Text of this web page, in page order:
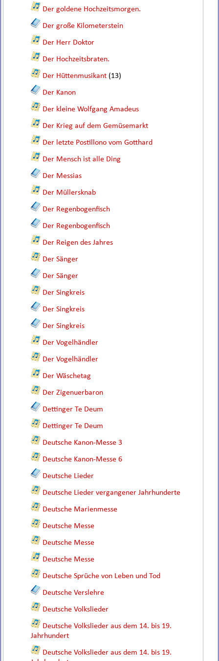
Der goldene Hochzeitsmorgen.
Der große Kilometerstein
Der Herr Doktor
Der Hochzeitsbraten.
Der Hüttenmusikant (13)
Der Kanon
Der kleine Wolfgang Amadeus
Der Krieg auf dem Gemüsemarkt
Der letzte Postillono vom Gotthard
Der Mensch ist alle Ding
Der Messias
Der Müllersknab
Der Regenbogenfisch
Der Regenbogenfisch
Der Reigen des Jahres
Der Sänger
Der Sänger
Der Singkreis
Der Singkreis
Der Singkreis
Der Vogelhändler
Der Vogelhändler
Der Wäschetag
Der Zigenuerbaron
Dettinger Te Deum
Dettinger Te Deum
Deutsche Kanon-Messe 3
Deutsche Kanon-Messe 6
Deutsche Lieder
Deutsche Lieder vergangener Jahrhunderte
Deutsche Marienmesse
Deutsche Messe
Deutsche Messe
Deutsche Messe
Deutsche Sprüche von Leben und Tod
Deutsche Verslehre
Deutsche Volkslieder
Deutsche Volkslieder aus dem 14. bis 19.
Jahrhundert
Deutsche Volkslieder aus dem 14. bis 19.